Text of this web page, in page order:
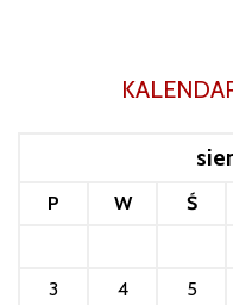
P W Ś
3
4 5